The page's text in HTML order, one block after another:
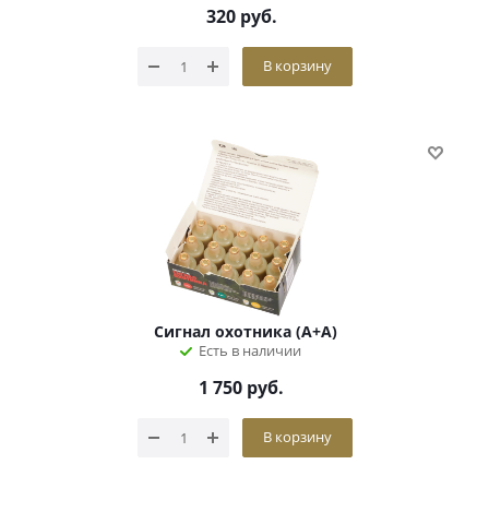
320руб.
В корзину
Сигнал охотника (А+А)
Есть в наличии
1 750 руб.
В корзину